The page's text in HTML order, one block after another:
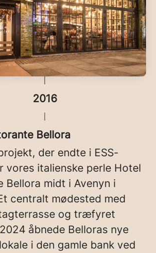
2016
Bellora
der endte i ESS-
vores italienske perle Hotel
Bellora midt i Avenyn i
centralt mødested med
og træfyret
åbnede Belloras nye
i den gamle bank ved